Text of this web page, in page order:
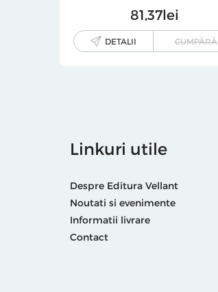
81 37lei
DETALII CUMPĂRĂ
Linkuri utile
Despre Editura Vellant
Noutati si evenimente
Informatii livrare
Contact